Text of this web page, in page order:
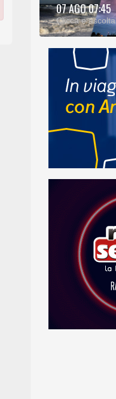
07 AGO 07:45
Clicca e ascolta
00:27